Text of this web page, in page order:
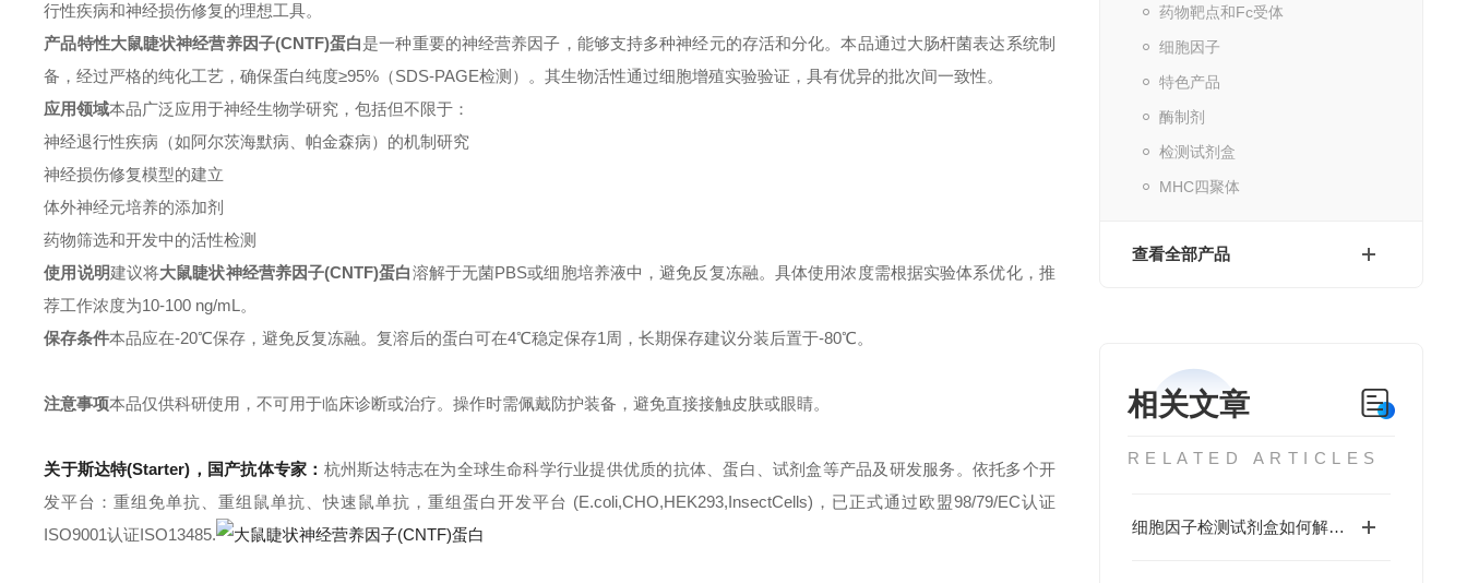
药物靶点和Fc受体
细胞因子
特色产品
酶制剂
检测试剂盒
MHC四聚体
查看全部产品
相关文章
RELATED ARTICLES
细胞因子检测试剂盒如何解码免疫调控网络？
行性疾病和神经损伤修复的理想工具。
产品特性大鼠睫状神经营养因子(CNTF)蛋白是一种重要的神经营养因子，能够支持多种神经元的存活和分化。本品通过大肠杆菌表达系统制
备，经过严格的纯化工艺，确保蛋白纯度≥95%（SDS-PAGE检测）。其生物活性通过细胞增殖实验验证，具有优异的批次间一致性。
应用领域本品广泛应用于神经生物学研究，包括但不限于：
神经退行性疾病（如阿尔茨海默病、帕金森病）的机制研究
神经损伤修复模型的建立
体外神经元培养的添加剂
药物筛选和开发中的活性检测
使用说明建议将大鼠睫状神经营养因子(CNTF)蛋白溶解于无菌PBS或细胞培养液中，避免反复冻融。具体使用浓度需根据实验体系优化，推
荐工作浓度为10-100 ng/mL。
保存条件本品应在-20℃保存，避免反复冻融。复溶后的蛋白可在4℃稳定保存1周，长期保存建议分装后置于-80℃。
注意事项本品仅供科研使用，不可用于临床诊断或治疗。操作时需佩戴防护装备，避免直接接触皮肤或眼睛。
关于斯达特(Starter)，国产抗体专家： 杭州斯达特志在为全球生命科学行业提供优质的抗体、蛋白、试剂盒等产品及研发服务。依托多个开
发平台：重组免单抗、重组鼠单抗、快速鼠单抗，重组蛋白开发平台 (E.coli,CHO,HEK293,InsectCells)，已正式通过欧盟98/79/EC认证
ISO9001认证ISO13485.